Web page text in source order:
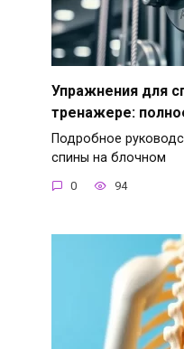
Упражнения для
тренажере:
Подробное
спины на блочном
0 94